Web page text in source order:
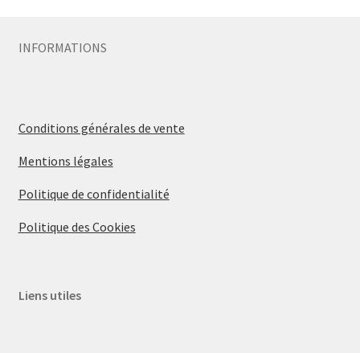
INFORMATIONS
Conditions générales de vente
Mentions légales
Politique de confidentialité
Politique des Cookies
Liens utiles